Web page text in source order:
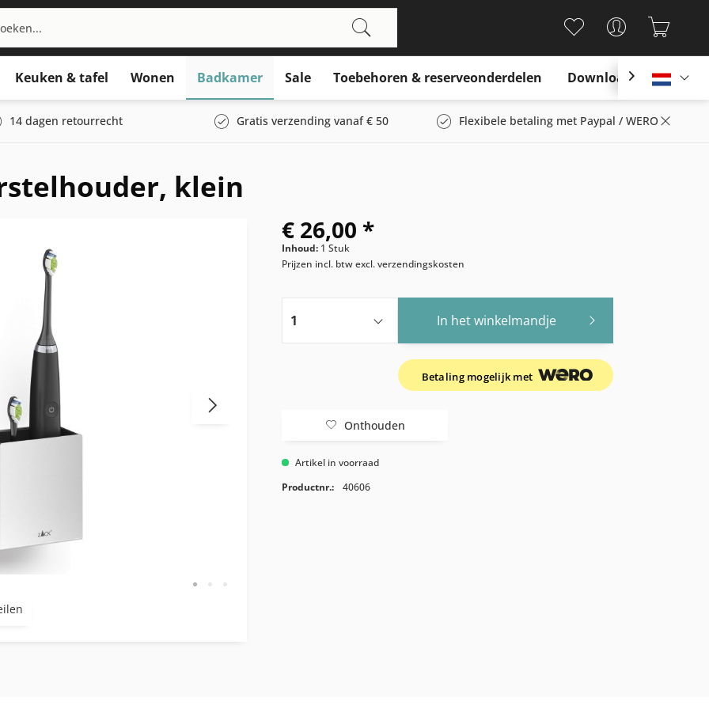
Keuken & tafel Wonen Badkamer Sale Toebehoren & reserveonderdelen Download
14 dagen retourrecht Gratis verzending vanaf € 50 Flexibele betaling met Paypal / WERO
klein
€ 26,00 *
Inhoud: 1 Stuk
Prijzen incl. btwexcl. verzendingskosten
In het winkelmandje
Betaling mogelijk met
Onthouden
Artikel in voorraad
Productnr.:
40606